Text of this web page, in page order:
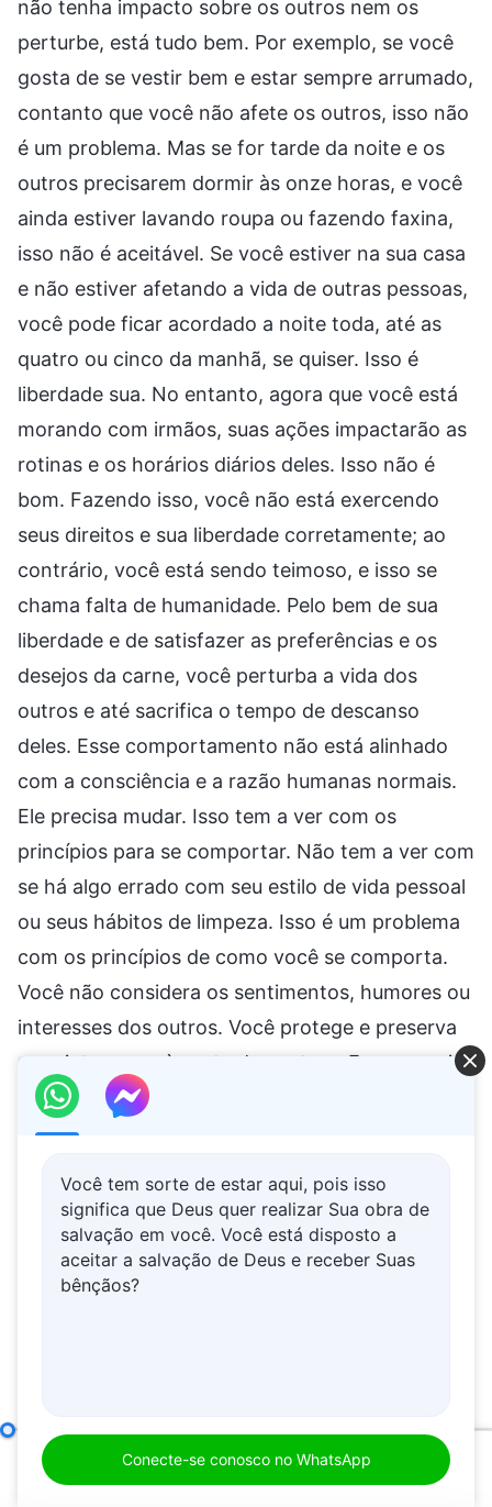
Você tem sorte de estar aqui, pois isso
significa que Deus quer realizar Sua obra de
salvação em você. Você está disposto a
aceitar a salvação de Deus e receber Suas
bênçãos?
Conecte-se conosco no WhatsApp
Como buscar a verdade (8)
Parte um